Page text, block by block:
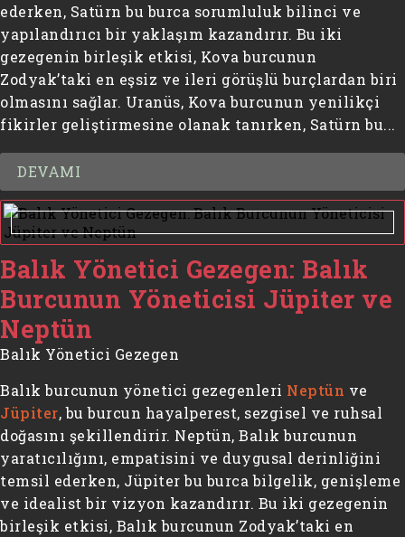
ederken, Satürn bu burca sorumluluk bilinci ve
yapılandırıcı bir yaklaşım kazandırır. Bu iki
gezegenin birleşik etkisi, Kova burcunun
Zodyak’taki en eşsiz ve ileri görüşlü burçlardan biri
olmasını sağlar. Uranüs, Kova burcunun yenilikçi
fikirler geliştirmesine olanak tanırken, Satürn bu...
DEVAMI
Balık Yönetici Gezegen: Balık
Burcunun Yöneticisi Jüpiter ve
Neptün
Balık Yönetici Gezegen
Balık burcunun yönetici gezegenleri Neptün ve
Jüpiter, bu burcun hayalperest, sezgisel ve ruhsal
doğasını şekillendirir. Neptün, Balık burcunun
yaratıcılığını, empatisini ve duygusal derinliğini
temsil ederken, Jüpiter bu burca bilgelik, genişleme
ve idealist bir vizyon kazandırır. Bu iki gezegenin
birleşik etkisi, Balık burcunun Zodyak’taki en